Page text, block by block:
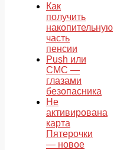
Как
получить
накопительную
часть
пенсии
Push или
СМС —
глазами
безопасника
Не
активирована
карта
Пятерочки
— новое